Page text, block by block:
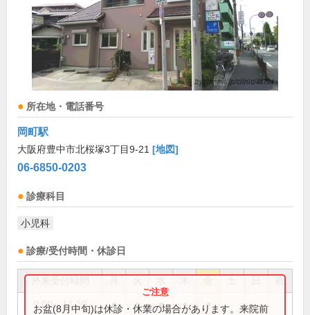
所在地・電話番号
岡町駅
大阪府豊中市北桜塚3丁目9-21 [地図]
06-6850-0203
診療科目
小児科
診療/受付時間・休診日
祝
9:00～11:30 ● ● ● ● ●
お盆(8月中旬)は休診・休業の場合があります。来院前